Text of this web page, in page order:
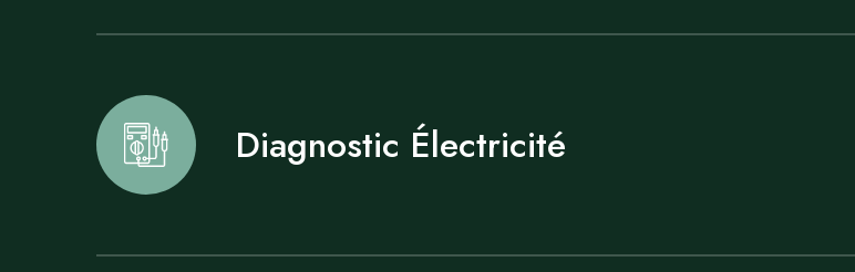
Diagnostic Électricité